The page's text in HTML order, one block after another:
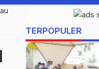
TERPOPULER